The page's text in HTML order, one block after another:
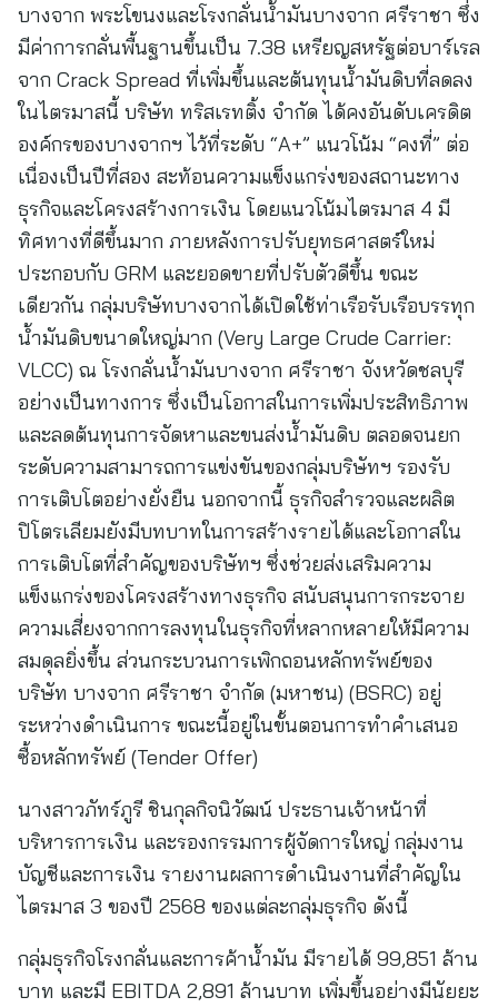
บางจาก พระโขนงและโรงกลั่นน้ำมันบางจาก ศรีราชา ซึ่ง
มีค่าการกลั่นพื้นฐานขึ้นเป็น 7.38 เหรียญสหรัฐต่อบาร์เรล
จาก Crack Spread ที่เพิ่มขึ้นและต้นทุนน้ำมันดิบที่ลดลง
ในไตรมาสนี้ บริษัท ทริสเรทติ้ง จำกัด ได้คงอันดับเครดิต
องค์กรของบางจากฯ ไว้ที่ระดับ “A+” แนวโน้ม “คงที่” ต่อ
เนื่องเป็นปีที่สอง สะท้อนความแข็งแกร่งของสถานะทาง
ธุรกิจและโครงสร้างการเงิน โดยแนวโน้มไตรมาส 4 มี
ทิศทางที่ดีขึ้นมาก ภายหลังการปรับยุทธศาสตร์ใหม่
ประกอบกับ GRM และยอดขายที่ปรับตัวดีขึ้น ขณะ
เดียวกัน กลุ่มบริษัทบางจากได้เปิดใช้ท่าเรือรับเรือบรรทุก
น้ำมันดิบขนาดใหญ่มาก (Very Large Crude Carrier:
VLCC) ณ โรงกลั่นน้ำมันบางจาก ศรีราชา จังหวัดชลบุรี
อย่างเป็นทางการ ซึ่งเป็นโอกาสในการเพิ่มประสิทธิภาพ
และลดต้นทุนการจัดหาและขนส่งน้ำมันดิบ ตลอดจนยก
ระดับความสามารถการแข่งขันของกลุ่มบริษัทฯ รองรับ
การเติบโตอย่างยั่งยืน นอกจากนี้ ธุรกิจสำรวจและผลิต
ปิโตรเลียมยังมีบทบาทในการสร้างรายได้และโอกาสใน
การเติบโตที่สำคัญของบริษัทฯ ซึ่งช่วยส่งเสริมความ
แข็งแกร่งของโครงสร้างทางธุรกิจ สนับสนุนการกระจาย
ความเสี่ยงจากการลงทุนในธุรกิจที่หลากหลายให้มีความ
สมดุลยิ่งขึ้น ส่วนกระบวนการเพิกถอนหลักทรัพย์ของ
บริษัท บางจาก ศรีราชา จำกัด (มหาชน) (BSRC) อยู่
ระหว่างดำเนินการ ขณะนี้อยู่ในขั้นตอนการทำคำเสนอ
ซื้อหลักทรัพย์ (Tender Offer)
นางสาวภัทร์ภูรี ชินกุลกิจนิวัฒน์ ประธานเจ้าหน้าที่
บริหารการเงิน และรองกรรมการผู้จัดการใหญ่ กลุ่มงาน
บัญชีและการเงิน รายงานผลการดำเนินงานที่สำคัญใน
ไตรมาส 3 ของปี 2568 ของแต่ละกลุ่มธุรกิจ ดังนี้
กลุ่มธุรกิจโรงกลั่นและการค้าน้ำมัน มีรายได้ 99,851 ล้าน
บาท และมี EBITDA 2,891 ล้านบาท เพิ่มขึ้นอย่างมีนัยยะ